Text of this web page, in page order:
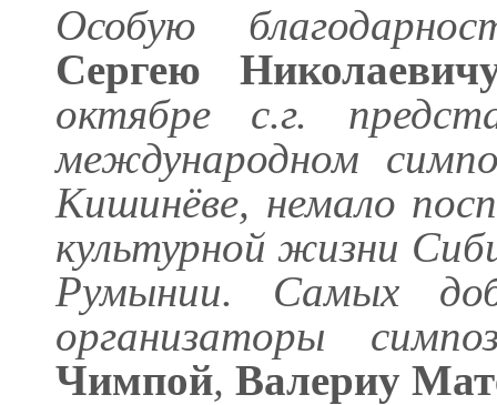
Особую
Сергею
октябре с.г.
международном
Кишинёве, немало
культурной жизни
Румынии. Самых
организаторы
Чимпой, Валериу